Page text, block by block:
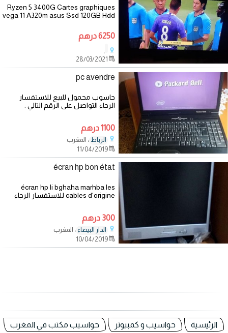
Ryzen 5 3400G Cartes graphiques
vega 11 A320m asus Ssd 120GB Hdd
3000Mhz rgb Boîtes Rgb اتصل علي
6250 درهم
،
pc avendre
حاسوب محمول للبيع للاستفسار
الرجاء التواصل على الرقم التالي :
1100 درهم
الرباط ، المغرب
11/04/2019
écran hp bon état
écran hp li bghaha marhba les
cables d'origine للاستفسار الرجاء
300 درهم
الدار البيضاء ، المغرب
10/04/2019
الرئيسية حواسيب و كمبيوتر حواسيب مكتب في المغرب